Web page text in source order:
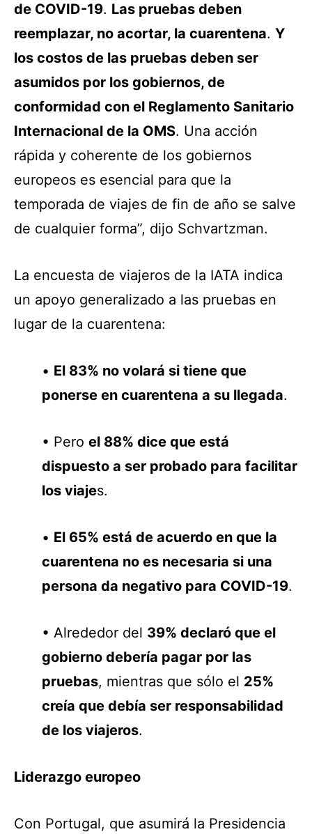
de COVID-19. Las pruebas deben
reemplazar, no acortar, la cuarentena. Y
los costos de las pruebas deben ser
asumidos por los gobiernos, de
conformidad con el Reglamento Sanitario
Internacional de la OMS. Una acción
rápida y coherente de los gobiernos
europeos es esencial para que la
temporada de viajes de fin de año se salve
de cualquier forma”, dijo Schvartzman.
La encuesta de viajeros de la IATA indica
un apoyo generalizado a las pruebas en
lugar de la cuarentena:
• El 83% no volará si tiene que
ponerse en cuarentena a su llegada.
• Pero el 88% dice que está
dispuesto a ser probado para facilitar
los viajes.
• El 65% está de acuerdo en que la
cuarentena no es necesaria si una
persona da negativo para COVID-19.
• Alrededor del 39% declaró que el
gobierno debería pagar por las
pruebas, mientras que sólo el 25%
creía que debía ser responsabilidad
de los viajeros.
Liderazgo europeo
Con Portugal, que asumirá la Presidencia